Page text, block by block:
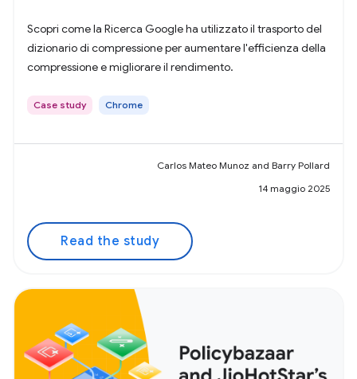
Scopri come la Ricerca Google ha utilizzato il trasporto del
dizionario di compressione per aumentare l'efficienza della
compressione e migliorare il rendimento.
Case study Chrome
Carlos Mateo Munoz and Barry Pollard
14 maggio 2025
Read the study